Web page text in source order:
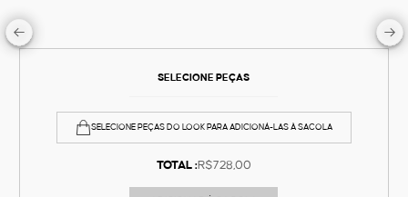
SELECIONE PEÇAS
SELECIONE PEÇAS DO LOOK PARA ADICIONÁ-LAS À SACOLA
TOTAL :R$728,00